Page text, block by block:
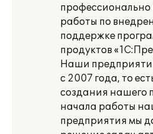
профессионально
работы по
поддержке
продуктов
Наши
с 2007 года, то
создания нашего
начала работы
предприятия мы